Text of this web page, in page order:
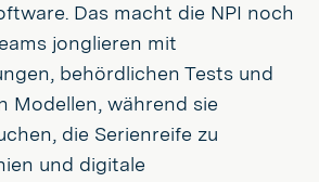
Das macht die NPI noch
jonglieren mit
behördlichen Tests und
Modellen, während sie
die Serienreife zu
und digitale